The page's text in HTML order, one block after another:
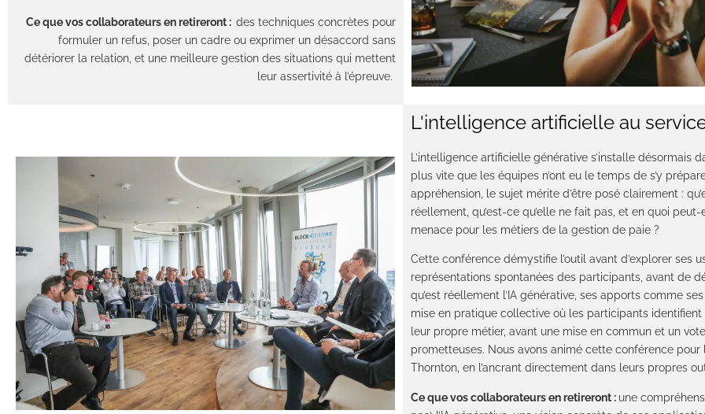
Ce que vos collaborateurs en retireront : des techniques concrètes pour
formuler un refus, poser un cadre ou exprimer un désaccord sans
détériorer la relation, et une meilleure gestion des situations qui mettent
leur assertivité à l’épreuve.
L'intelligence artificielle au
L’intelligence artificielle générative s’installe désormais
plus vite que les équipes n’ont eu le temps de s’y
appréhension, le sujet mérite d’être posé clairement :
réellement, qu’est-ce qu’elle ne fait pas, et en quoi
menace pour les métiers de la gestion de paie ?
Cette conférence démystifie l’outil avant d’explorer ses
représentations spontanées des participants, avant de
qu’est réellement l’IA générative, ses apports comme
mise en pratique collective où les participants identifient
leur propre métier, avant une mise en commun et un
prometteuses. Nous avons animé cette conférence
Thornton, en l’ancrant directement dans leurs propres
Ce que vos collaborateurs en retireront : une